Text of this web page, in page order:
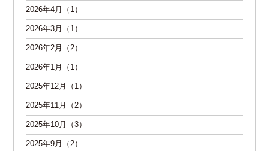
2026年4月（1）
2026年3月（1）
2026年2月（2）
2026年1月（1）
2025年12月（1）
2025年11月（2）
2025年10月（3）
2025年9月（2）